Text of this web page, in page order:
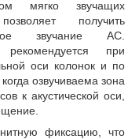
мягко звучащих
получить
звучание АС.
при
оси колонок и по
озвучиваема зона
к акустической оси,
фиксацию, что